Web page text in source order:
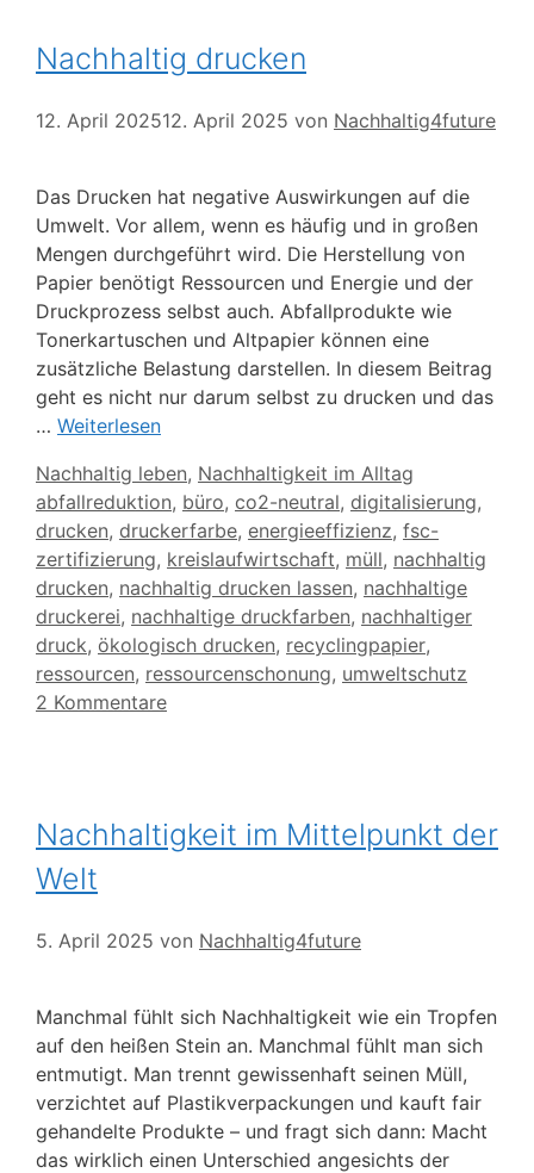
Nachhaltig drucken
12. April 202512. April 2025 von Nachhaltig4future
Das Drucken hat negative Auswirkungen auf die
Umwelt. Vor allem, wenn es häufig und in großen
Mengen durchgeführt wird. Die Herstellung von
Papier benötigt Ressourcen und Energie und der
Druckprozess selbst auch. Abfallprodukte wie
Tonerkartuschen und Altpapier können eine
zusätzliche Belastung darstellen. In diesem Beitrag
geht es nicht nur darum selbst zu drucken und das
… Weiterlesen
Kategorien
Nachhaltig leben, Nachhaltigkeit im Alltag
Schlagwörter
abfallreduktion, büro, co2-neutral, digitalisierung,
drucken, druckerfarbe, energieeffizienz, fsc-
zertifizierung, kreislaufwirtschaft, müll, nachhaltig
drucken, nachhaltig drucken lassen, nachhaltige
druckerei, nachhaltige druckfarben, nachhaltiger
druck, ökologisch drucken, recyclingpapier,
ressourcen, ressourcenschonung, umweltschutz
2 Kommentare
Nachhaltigkeit im Mittelpunkt der
Welt
5. April 2025 von Nachhaltig4future
Manchmal fühlt sich Nachhaltigkeit wie ein Tropfen
auf den heißen Stein an. Manchmal fühlt man sich
entmutigt. Man trennt gewissenhaft seinen Müll,
verzichtet auf Plastikverpackungen und kauft fair
gehandelte Produkte – und fragt sich dann: Macht
das wirklich einen Unterschied angesichts der